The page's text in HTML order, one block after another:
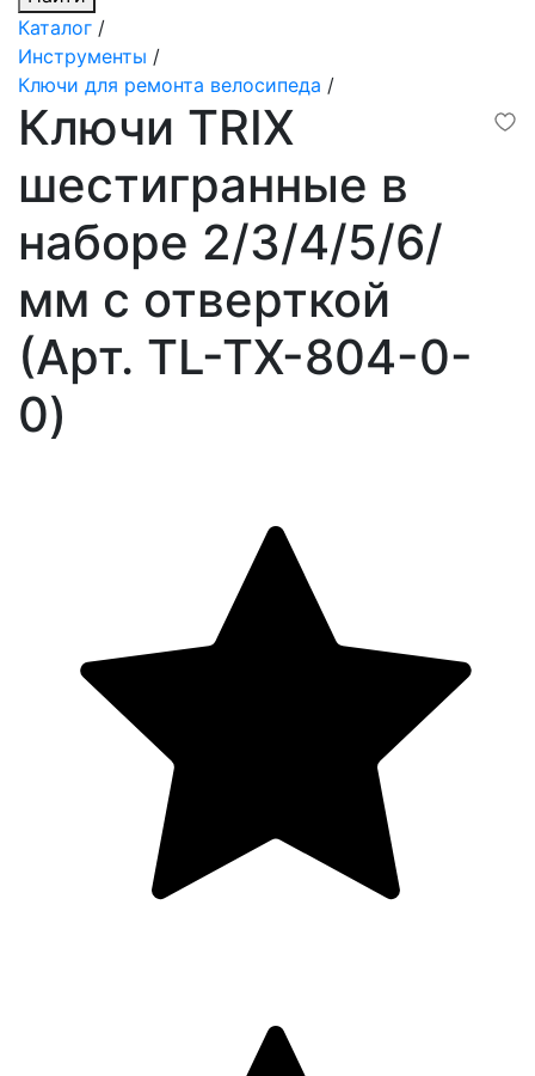
Каталог /
Инструменты /
Ключи для ремонта велосипеда /
Ключи TRIX
шестигранные в
наборе 2/3/4/5/6/
мм с отверткой
(Арт. TL-TX-804-0-
0)